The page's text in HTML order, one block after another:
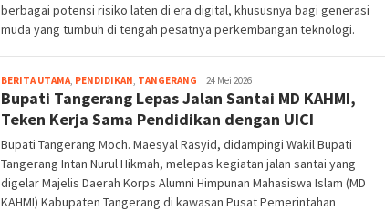
berbagai potensi risiko laten di era digital, khususnya bagi generasi
muda yang tumbuh di tengah pesatnya perkembangan teknologi.
BERITA UTAMA, PENDIDIKAN, TANGERANG bg-
admin
24 Mei 2026
Bupati Tangerang Lepas Jalan Santai MD KAHMI,
Teken Kerja Sama Pendidikan dengan UICI
Bupati Tangerang Moch. Maesyal Rasyid, didampingi Wakil Bupati
Tangerang Intan Nurul Hikmah, melepas kegiatan jalan santai yang
digelar Majelis Daerah Korps Alumni Himpunan Mahasiswa Islam (MD
KAHMI) Kabupaten Tangerang di kawasan Pusat Pemerintahan